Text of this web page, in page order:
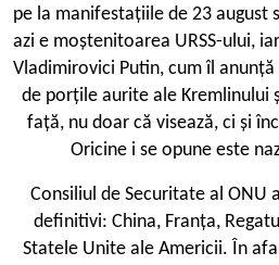
pe la manifestațiile de 23 august
azi e moștenitoarea URSS-ului,
Vladimirovici Putin, cum îl
de porțile aurite ale Kremlinului
față, nu doar că visează, ci și
Oricine i se opune este
Consiliul de Securitate al ONU
definitivi: China, Franța,
Statele Unite ale Americii. În